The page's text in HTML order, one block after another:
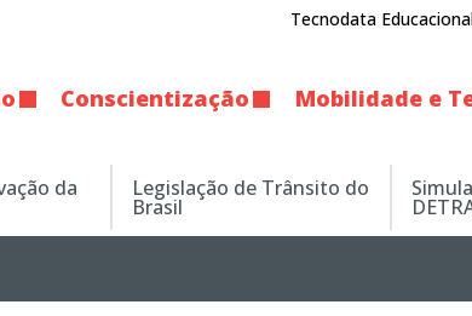
Tecnodata
Conscientização Mobilidade e
da Legislação de Trânsito do
Brasil